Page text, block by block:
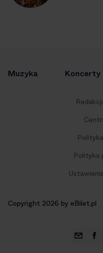
Muzyka Koncerty
Polityka
Copyright 2026 by eBilet.pl